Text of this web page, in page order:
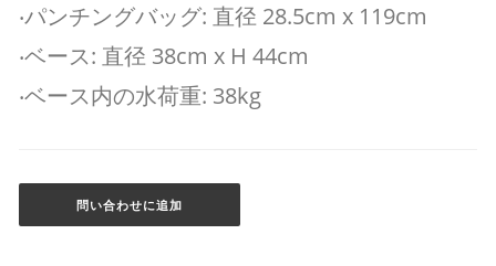
‧パンチングバッグ: 直径 28.5cm x 119cm
‧ベース: 直径 38cm x H 44cm
‧ベース内の水荷重: 38kg
問い合わせに追加